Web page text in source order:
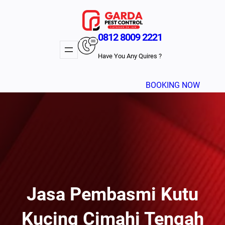
0812 8009 2221
Have You Any Quires ?
BOOKING NOW
Jasa Pembasmi Kutu
Kucing Cimahi Tengah